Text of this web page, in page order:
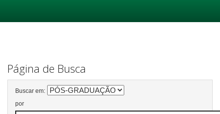
Página de Busca
Buscar em:
por